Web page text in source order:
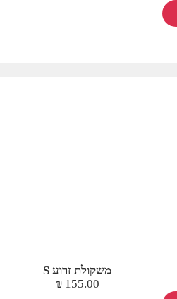
משקולת זרוע S
155.00
₪